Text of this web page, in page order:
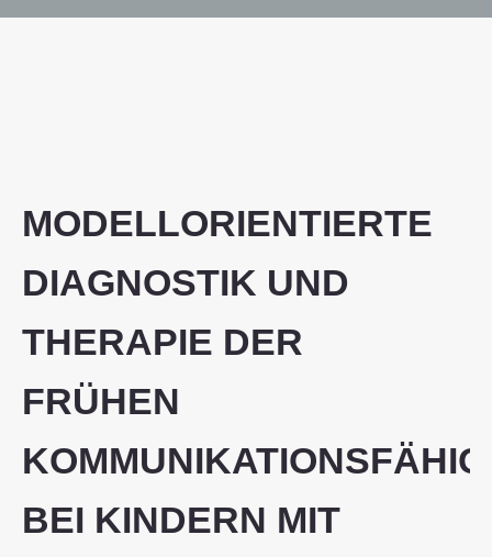
MODELLORIENTIERTE
DIAGNOSTIK UND
THERAPIE DER
FRÜHEN
BEI KINDERN MIT